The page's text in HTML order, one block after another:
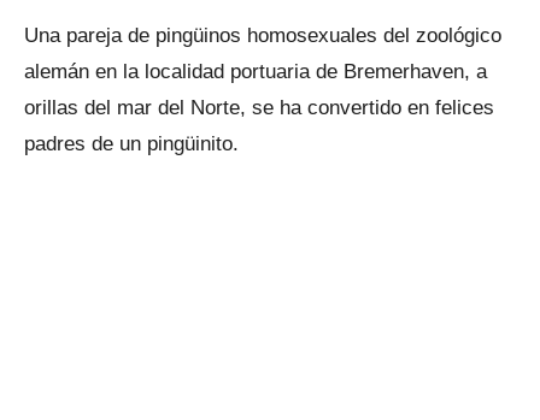
Una pareja de pingüinos homosexuales del zoológico
alemán en la localidad portuaria de Bremerhaven, a
orillas del mar del Norte, se ha convertido en felices
padres de un pingüinito.